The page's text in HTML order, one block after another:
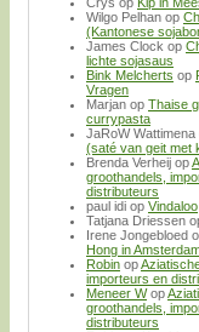
Wilgo Pelhan op
(Kantonese
James Clock op
lichte sojasaus
Bink Melcherts op
Vragen
Marjan op Thaise
currypasta
JaRoW Wattimena
(saté van geit met
Brenda Verheij op
groothandels,
distributeurs
paul idi op Vindaloo
Tatjana Driessen
Irene Jongebloed
Hong in
Robin op
importeurs en
Meneer Wop
groothandels,
distributeurs